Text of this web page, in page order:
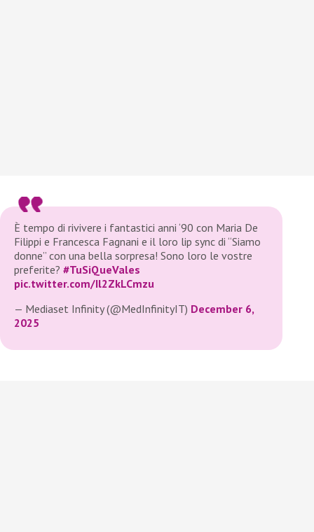
È tempo di rivivere i fantastici anni ‘90 con Maria De
Filippi e Francesca Fagnani e il loro lip sync di “Siamo
donne” con una bella sorpresa! Sono loro le vostre
preferite? #TuSiQueVales
pic.twitter.com/Il2ZkLCmzu
— Mediaset Infinity (@MedInfinityIT) December 6,
2025